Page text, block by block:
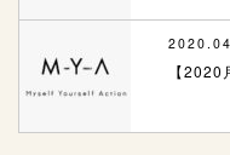
【